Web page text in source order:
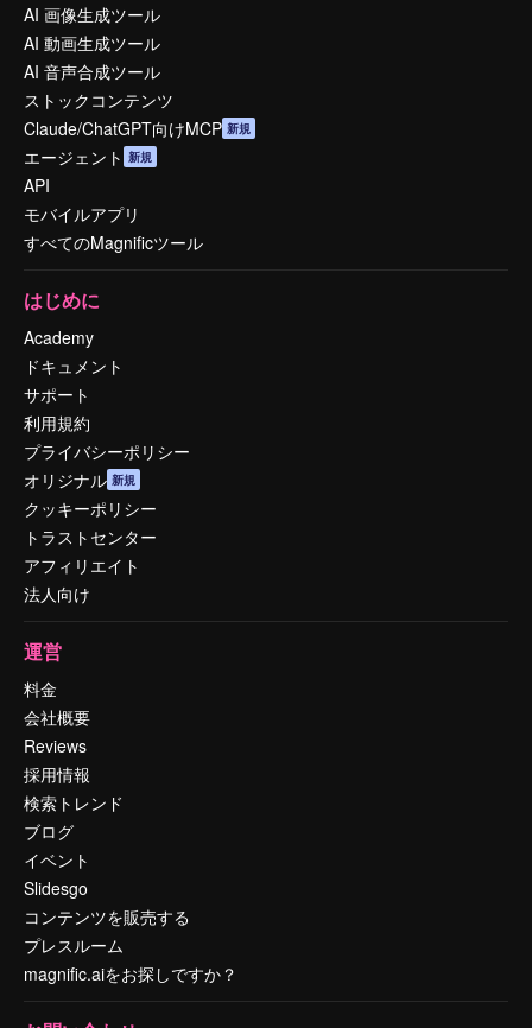
AI 画像生成ツール
AI 動画生成ツール
AI 音声合成ツール
ストックコンテンツ
Claude/ChatGPT向けMCP 新規
エージェント 新規
API
モバイルアプリ
すべてのMagnificツール
はじめに
Academy
ドキュメント
サポート
利用規約
プライバシーポリシー
オリジナル 新規
クッキーポリシー
トラストセンター
アフィリエイト
法人向け
運営
料金
会社概要
Reviews
採用情報
検索トレンド
ブログ
イベント
Slidesgo
コンテンツを販売する
プレスルーム
magnific.aiをお探しですか？